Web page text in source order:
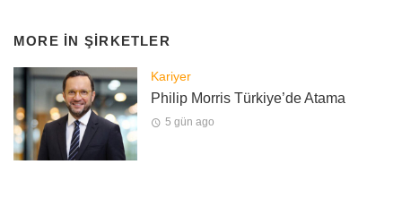
MORE IN ŞIRKETLER
Kariyer
Philip Morris Türkiye’de Atama
5 gün ago